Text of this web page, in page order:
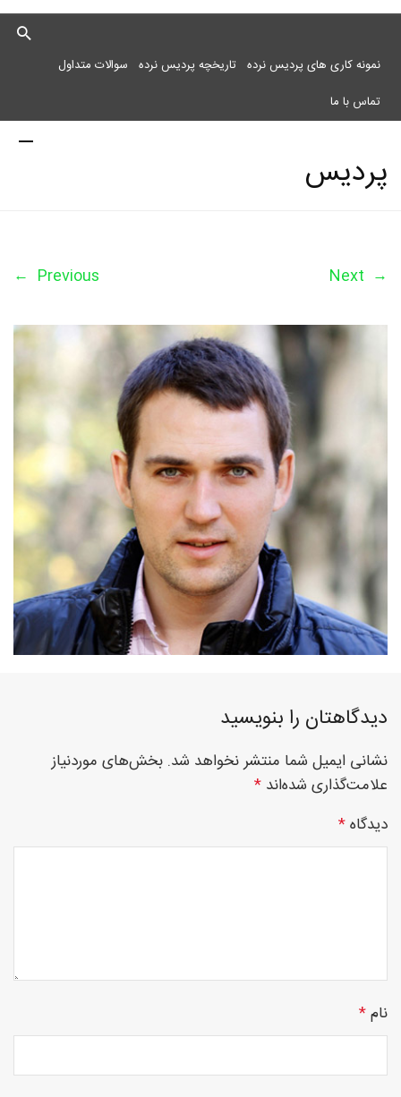
نمونه کاری های پردیس نرده تاریخچه پردیس نرده سوالات متداول
تماس با ما
پردیس
نرده
مرکز
فوق
تخصصی
نصب
نرده
های
منبت
سی ان
← Previous Next →
دیدگاهتان را بنویسید
نشانی ایمیل شما منتشر نخواهد شد. بخش‌های موردنیاز
علامت‌گذاری شده‌اند *
دیدگاه*
نام*